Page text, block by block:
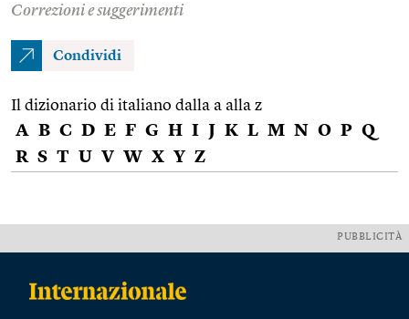
Correzioni e suggerimenti
Condividi
Il dizionario di italiano dalla a alla z
A B C D E F G H I J K L M N O P Q
R S T U V W X Y Z
PUBBLICITÀ